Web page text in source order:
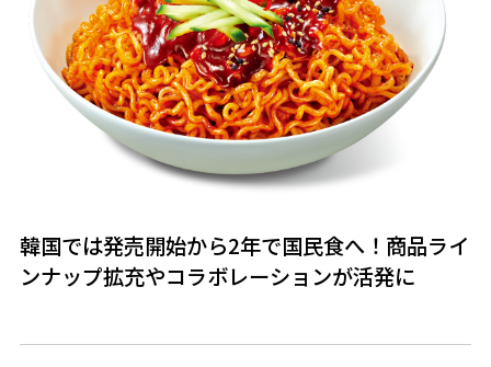
韓国では発売開始から2年で国民食へ！商品ライ
ンナップ拡充やコラボレーションが活発に